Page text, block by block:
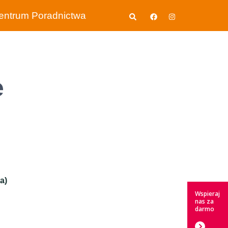
Poradnictwa Wyszukiwanie
Wspieraj
nas za
darmo